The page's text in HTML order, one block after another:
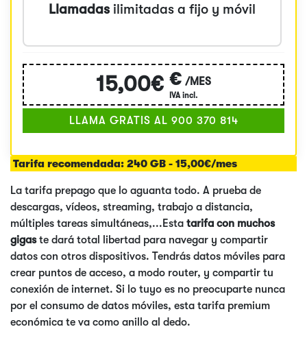
Llamadas ilimitadas a fijo y móvil
15,00€ € /MES
IVA incl.
LLAMA GRATIS AL 900 370 814
Tarifa recomendada: 240 GB - 15,00€/mes
La tarifa prepago que lo aguanta todo. A prueba de
descargas, vídeos, streaming, trabajo a distancia,
múltiples tareas simultáneas,...Esta tarifa con muchos
gigaste dará total libertad para navegar y compartir
datos con otros dispositivos. Tendrás datos móviles para
crear puntos de acceso, a modo router, y compartir tu
conexión de internet. Si lo tuyo es no preocuparte nunca
por el consumo de datos móviles, esta tarifa premium
económica te va como anillo al dedo.